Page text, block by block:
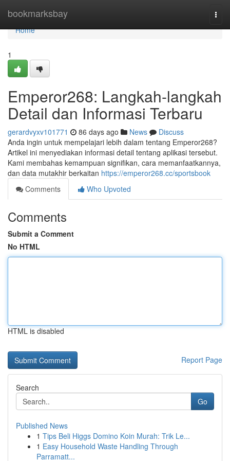
bookmarksbay
Home
Home
1
Emperor268: Langkah-langkah
Detail dan Informasi Terbaru
gerardvyxv101771 86 days ago News
Discuss
Anda ingin untuk mempelajari lebih dalam tentang Emperor268?
Artikel ini menyediakan informasi detail tentang aplikasi tersebut.
Kami membahas kemampuan signifikan, cara memanfaatkannya,
dan data mutakhir berkaitan https://emperor268.cc/sportsbook
Comments
Who Upvoted
Comments
Submit a Comment
No HTML
HTML is disabled
Report Page
Search
Go
Published News
1 Tips Beli Higgs Domino Koin Murah: Trik Le...
1 Easy Household Waste Handling Through
Parramatt...